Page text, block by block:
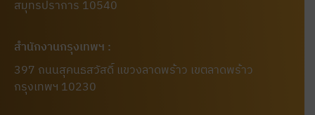
สมุทรปราการ 10540
สำนักงานกรุงเทพฯ :
397 ถนนสุคนธสวัสดิ์ แขวงลาดพร้าว เขตลาดพร้าว
กรุงเทพฯ 10230